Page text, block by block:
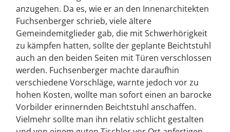
anzugehen. Da es, wie er an den Innenarchitekten
Fuchsenberger schrieb, viele ältere
Gemeindemitglieder gab, die mit Schwerhörigkeit
zu kämpfen hatten, sollte der geplante Beichtstuhl
auch an den beiden Seiten mit Türen verschlossen
werden. Fuchsenberger machte daraufhin
verschiedene Vorschläge, warnte jedoch vor zu
hohen Kosten, wollte man sofort einen an barocke
Vorbilder erinnernden Beichtstuhl anschaffen.
Vielmehr sollte man ihn relativ schlicht gestalten